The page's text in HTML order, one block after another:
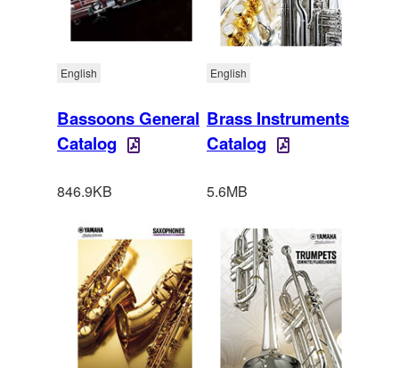
Bassoons General
Catalog
English
846.9KB
Brass Instruments
Catalog
English
5.6MB